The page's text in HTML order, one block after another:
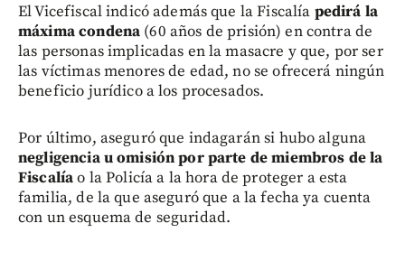
El Vicefiscal indicó además que la Fiscalía pedirá la
máxima condena (60 años de prisión) en contra de
las personas implicadas en la masacre y que, por ser
las víctimas menores de edad, no se ofrecerá ningún
beneficio jurídico a los procesados.
Por último, aseguró que indagarán si hubo alguna
negligencia u omisión por parte de miembros de la
Fiscalíao la Policía a la hora de proteger a esta
familia, de la que aseguró que a la fecha ya cuenta
con un esquema de seguridad.